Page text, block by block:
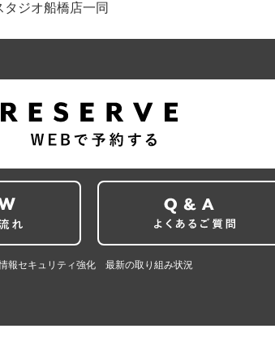
ジオ船橋店一同
報セキュリティ強化 最新の取り組み状況